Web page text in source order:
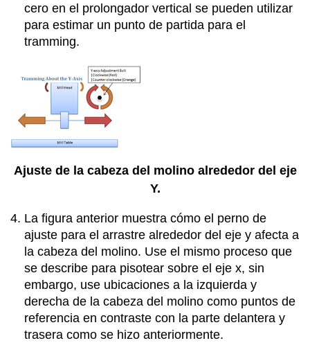
cero en el prolongador vertical se pueden utilizar
para estimar un punto de partida para el
tramming.
Ajuste de la cabeza del molino alrededor del eje
Y.
La figura anterior muestra cómo el perno de
ajuste para el arrastre alrededor del eje y afecta a
la cabeza del molino. Use el mismo proceso que
se describe para pisotear sobre el eje x, sin
embargo, use ubicaciones a la izquierda y
derecha de la cabeza del molino como puntos de
referencia en contraste con la parte delantera y
trasera como se hizo anteriormente.